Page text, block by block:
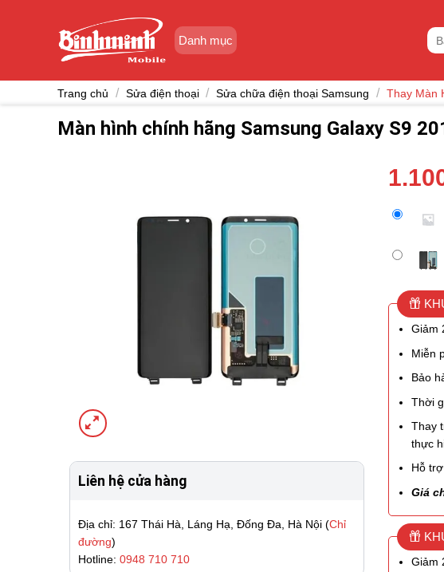
Danh mục
Tìm
Trang chủ / Sửa điện thoại / Sửa chữa điện thoại Samsung / Thay Màn
Màn hình chính hãng Samsung Galaxy S9
Liên hệ cửa hàng
Địa chỉ: 167 Thái Hà, Láng Hạ, Đống Đa, Hà Nội (Chỉ
đường)
Hotline: 0948 710 710
Giảm
Miễn
Bảo
Thời
Thay
thực
Hỗ
Giá
Giảm